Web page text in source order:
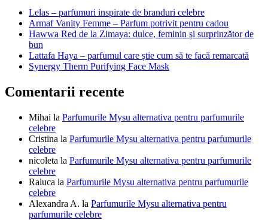
Lelas – parfumuri inspirate de branduri celebre
Armaf Vanity Femme – Parfum potrivit pentru cadou
Hawwa Red de la Zimaya: dulce, feminin și surprinzător de
bun
Lattafa Haya – parfumul care știe cum să te facă remarcată
Synergy Therm Purifying Face Mask
Comentarii recente
Mihai la Parfumurile Mysu alternativa pentru parfumurile
celebre
Cristina la Parfumurile Mysu alternativa pentru parfumurile
celebre
nicoleta la Parfumurile Mysu alternativa pentru parfumurile
celebre
Raluca la Parfumurile Mysu alternativa pentru parfumurile
celebre
Alexandra A. la Parfumurile Mysu alternativa pentru
parfumurile celebre